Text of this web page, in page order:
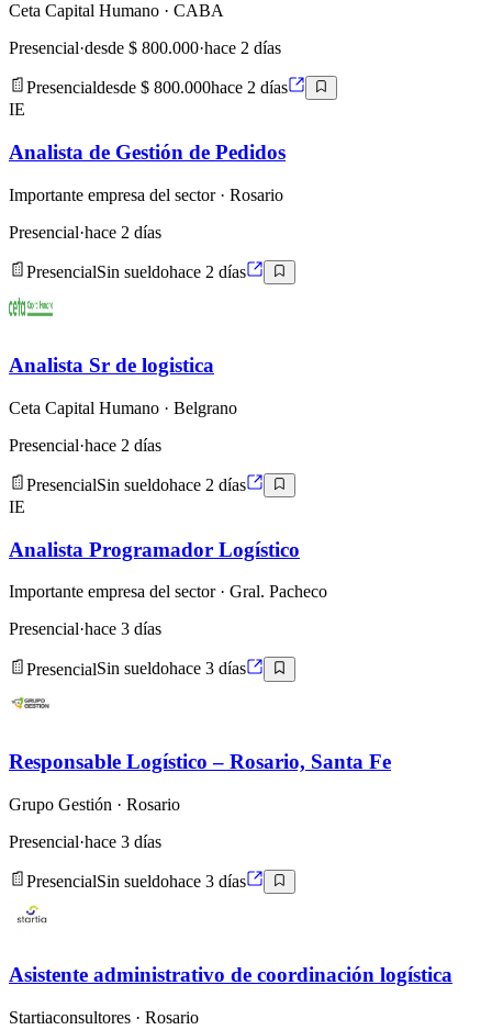
Ceta Capital Humano · CABA
Presencial·desde $ 800.000·hace 2 días
Presencialdesde $ 800.000hace 2 días
IE
Analista de Gestión de Pedidos
Importante empresa del sector· Rosario
Presencial·hace 2 días
PresencialSin sueldohace 2 días
Analista Sr de logistica
Ceta Capital Humano · Belgrano
Presencial·hace 2 días
PresencialSin sueldohace 2 días
IE
Analista Programador Logístico
Importante empresa del sector· Gral. Pacheco
Presencial·hace 3 días
PresencialSin sueldohace 3 días
Responsable Logístico – Rosario, Santa Fe
Grupo Gestión · Rosario
Presencial·hace 3 días
PresencialSin sueldohace 3 días
Asistente administrativo de coordinación logística
Startiaconsultores · Rosario